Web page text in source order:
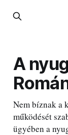
A
Nem bíznak a
működését
ügyében a